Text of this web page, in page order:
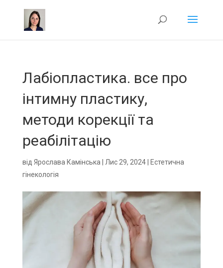
Лабіопластика. все про
інтимну пластику,
методи корекції та
реабілітацію
від Ярослава Камінська Лис 29, 2024|
Естетична
гінекологія